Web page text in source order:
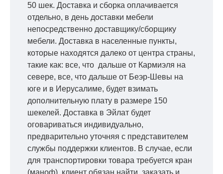
50 шек. Доставка и сборка оплачивается
отдельно, в день доставки мебели
непосредственно доставщику/сборщику
мебели. Доставка в населенные пункты,
которые находятся далеко от центра страны,
такие как: все, что дальше от Кармиэля на
севере, все, что дальше от Беэр-Шевы на
юге и в Иерусалиме, будет взимать
дополнительную плату в размере 150
шекелей. Доставка в Эйлат будет
оговариваться индивидуально,
предварительно уточняя с представителем
службы поддержки клиентов. В случае, если
для транспортировки товара требуется кран
(маноф), клиент обязан найти, заказать и